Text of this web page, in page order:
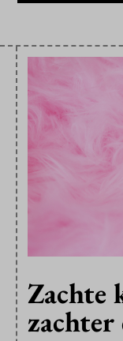
Zachte